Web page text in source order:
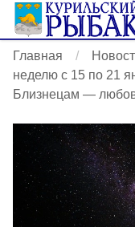
Главная
неделю с 15 по 21
Близнецам —